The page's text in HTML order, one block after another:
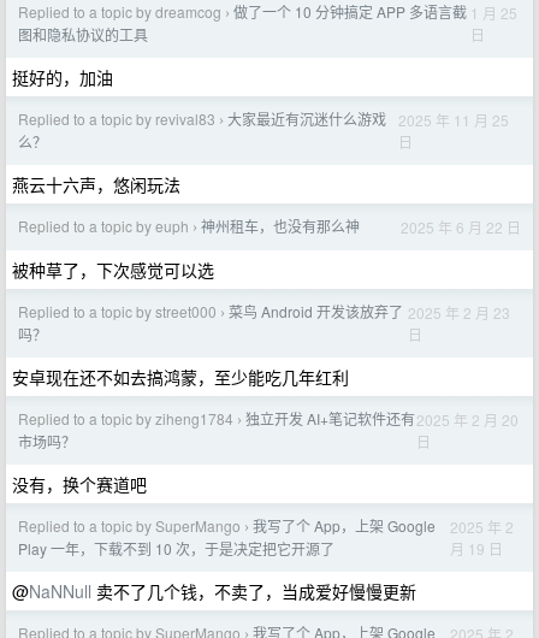
Replied to a topic by dreamcog › 做了一个 10 分钟搞定 APP 多语言截
图和隐私协议的工具
1 月 25
日
挺好的，加油
Replied to a topic by revival83 › 大家最近有沉迷什么游戏
么？
2025 年 11 月 25
日
燕云十六声，悠闲玩法
Replied to a topic by euph › 神州租车，也没有那么神 2025 年 6 月 22 日
被种草了，下次感觉可以选
Replied to a topic by street000 › 菜鸟 Android 开发该放弃了
吗？
2025 年 2 月 23
日
安卓现在还不如去搞鸿蒙，至少能吃几年红利
Replied to a topic by ziheng1784 › 独立开发 AI+笔记软件还有
市场吗？
2025 年 2 月 20
日
没有，换个赛道吧
Replied to a topic by SuperMango › 我写了个 App，上架 Google
Play 一年，下载不到 10 次，于是决定把它开源了
2025 年 2
月 19 日
@NaNNull 卖不了几个钱，不卖了，当成爱好慢慢更新
Replied to a topic by SuperMango › 我写了个 App，上架 Google 2025 年 2